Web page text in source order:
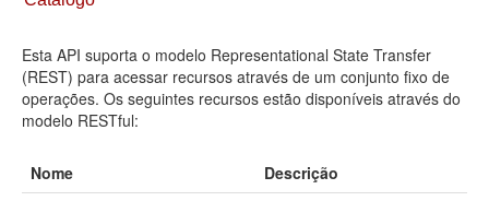
Sobre o projeto
Dados Abertos Alesp
Lei de Acesso à Informação
Planejamento
Esta API suporta o modelo Representational State Transfer
(REST) para acessar recursos através de um conjunto fixo de
operações. Os seguintes recursos estão disponíveis através do
modelo RESTful:
Nome
Descrição